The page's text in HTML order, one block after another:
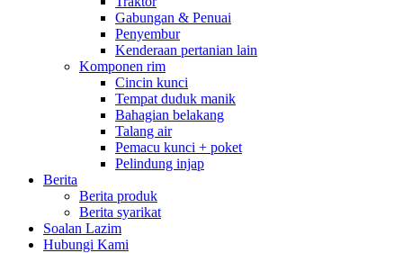
Gabungan & Penuai
Penyembur
Kenderaan pertanian lain
Komponen rim
Cincin kunci
Tempat duduk manik
Bahagian belakang
Talang air
Pemacu kunci + poket
Pelindung injap
Berita
Berita produk
Berita syarikat
Soalan Lazim
Hubungi Kami